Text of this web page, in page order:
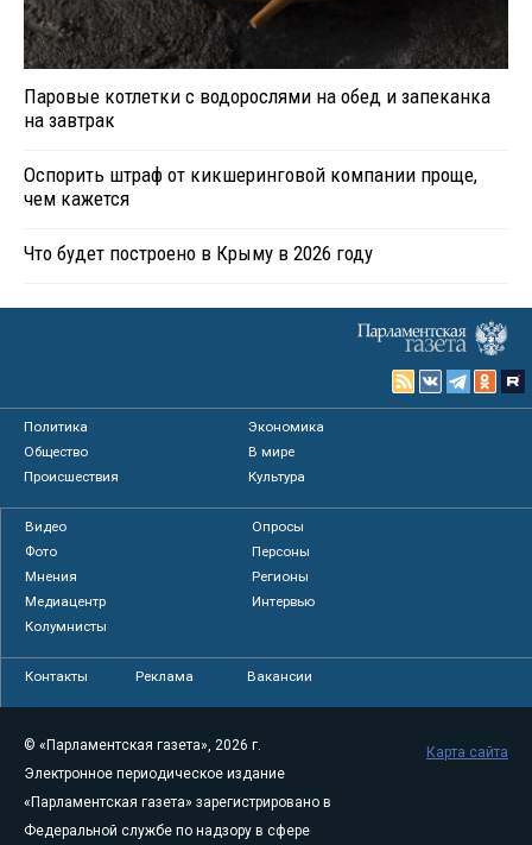
Паровые котлетки с водорослями на обед и запеканка
на завтрак
Оспорить штраф от кикшеринговой компании проще,
чем кажется
Что будет построено в Крыму в 2026 году
Политика
Экономика
Общество
В мире
Происшествия
Культура
Видео
Опросы
Фото
Персоны
Мнения
Регионы
Медиацентр
Интервью
Колумнисты
Контакты Реклама Вакансии
© «Парламентская газета», 2026 г.
Электронное периодическое издание
«Парламентская газета» зарегистрировано в
Федеральной службе по надзору в сфере
Карта сайта